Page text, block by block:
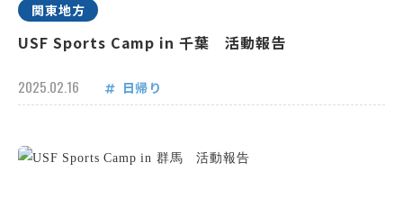
関東地方
USF Sports Camp in 千葉 活動報告
2025.02.16 日帰り